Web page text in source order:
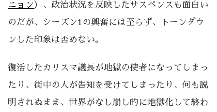
ニョン ）、政治状況を反映したサスペンスも面白い
のだが、シーズン1の興奮には至らず、トーンダウ
ンした印象は否めない。
復活したカリスマ議長が地獄の使者になってしまっ
たり、街中の人が告知を受けてしまったり、何も説
明されぬまま、世界がなし崩し的に地獄化して終わ